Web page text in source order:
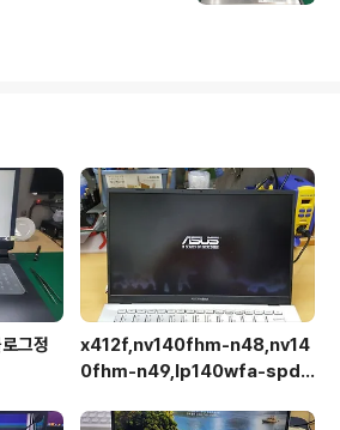
그정
x412f,nv140fhm-n48,nv14
0fhm-n49,lp140wfa-spd1,